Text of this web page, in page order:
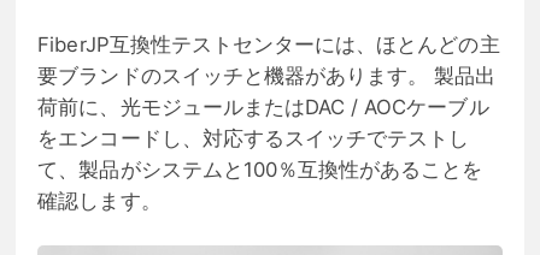
FiberJP互換性テストセンターには、ほとんどの主
要ブランドのスイッチと機器があります。 製品出
荷前に、光モジュールまたはDAC / AOCケーブル
をエンコードし、対応するスイッチでテストし
て、製品がシステムと100％互換性があることを
確認します。